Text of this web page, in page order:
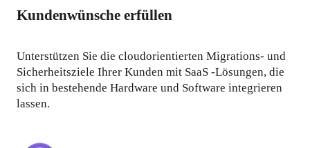
Kundenwünsche erfüllen
Unterstützen Sie die cloudorientierten Migrations- und
Sicherheitsziele Ihrer Kunden mit SaaS -Lösungen, die
sich in bestehende Hardware und Software integrieren
lassen.